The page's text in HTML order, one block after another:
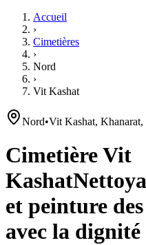
Accueil
›
Cimetières
›
Nord
›
Vit Kashat
Nord•Vit Kashat,
CimetièreVit
Kashat
et peinture
avec la dignité